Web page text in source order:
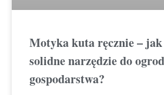
Motyka kuta ręcznie –
solidne narzędzie do
gospodarstwa?